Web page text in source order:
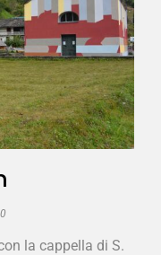
la cappella di S.